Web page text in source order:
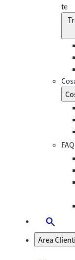
te
searchApri-
Area Clienti